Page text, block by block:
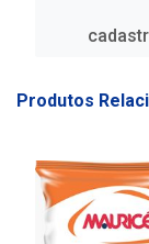
Produtos